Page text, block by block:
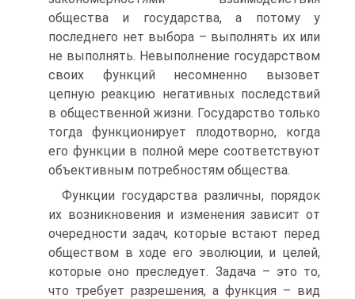
общества и государства, а потому у
последнего нет выбора – выполнять их или
не выполнять. Невыполнение государством
своих функций несомненно вызовет
цепную реакцию негативных последствий
в общественной жизни. Государство только
тогда функционирует плодотворно, когда
его функции в полной мере соответствуют
объективным потребностям общества.
Функции государства различны, порядок
их возникновения и изменения зависит от
очередности задач, которые встают перед
обществом в ходе его эволюции, и целей,
которые оно преследует. Задача – это то,
что требует разрешения, а функция – вид